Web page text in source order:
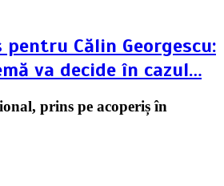
pentru Călin Georgescu:
va decide în cazul…
prins pe acoperiș în